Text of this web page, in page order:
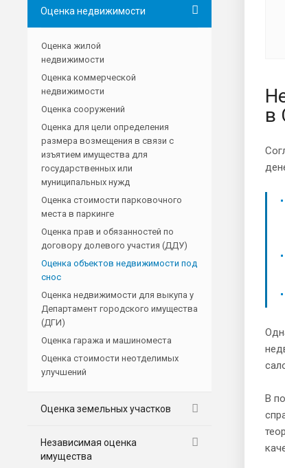
в
В
Оценка недвижимости
Оценка жилой
недвижимости
Оценка коммерческой
недвижимости
Оценка сооружений
Оценка для цели определения
размера возмещения в связи с
изъятием имущества для
государственных или
муниципальных нужд
Оценка стоимости парковочного
места в паркинге
Оценка прав и обязанностей по
договору долевого участия (ДДУ)
Оценка объектов недвижимости под
снос
Оценка недвижимости для выкупа у
Департамент городского имущества
(ДГИ)
Оценка гаража и машиноместа
Оценка стоимости неотделимых
улучшений
Оценка земельных участков
Независимая оценка
имущества